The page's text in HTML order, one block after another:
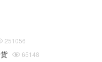
251056
 65148